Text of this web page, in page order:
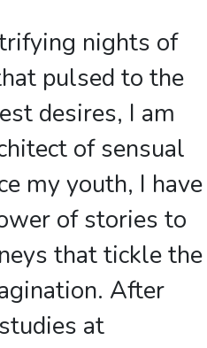
nights of
pulsed to the
desires, I am
of sensual
my youth, I have
of stories to
that tickle the
After
at